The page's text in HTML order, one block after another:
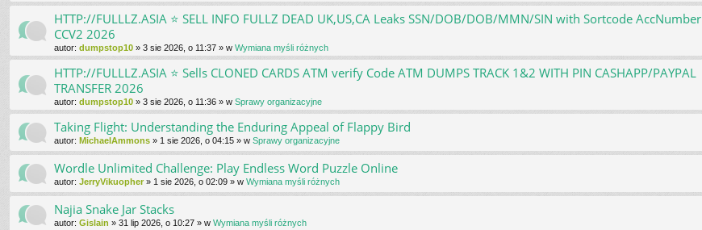
HTTP://FULLLZ.ASIA ⭐️ SELL INFO FULLZ DEAD UK,US,CA Leaks SSN/DOB/DOB/MMN/SIN with Sortcode AccNumber
CCV2 2026
autor: dumpstop10 » 3 sie 2026, o 11:37 » w Wymiana myśli różnych
HTTP://FULLLZ.ASIA ⭐️ Sells CLONED CARDS ATM verify Code ATM DUMPS TRACK 1&2 WITH PIN CASHAPP/PAYPAL
TRANSFER 2026
autor: dumpstop10 » 3 sie 2026, o 11:36 » w Sprawy organizacyjne
Taking Flight: Understanding the Enduring Appeal of Flappy Bird
autor: MichaelAmmons » 1 sie 2026, o 04:15 » w Sprawy organizacyjne
Wordle Unlimited Challenge: Play Endless Word Puzzle Online
autor: JerryVikuopher » 1 sie 2026, o 02:09 » w Wymiana myśli różnych
Najia Snake Jar Stacks
autor: Gislain » 31 lip 2026, o 10:27 » w Wymiana myśli różnych